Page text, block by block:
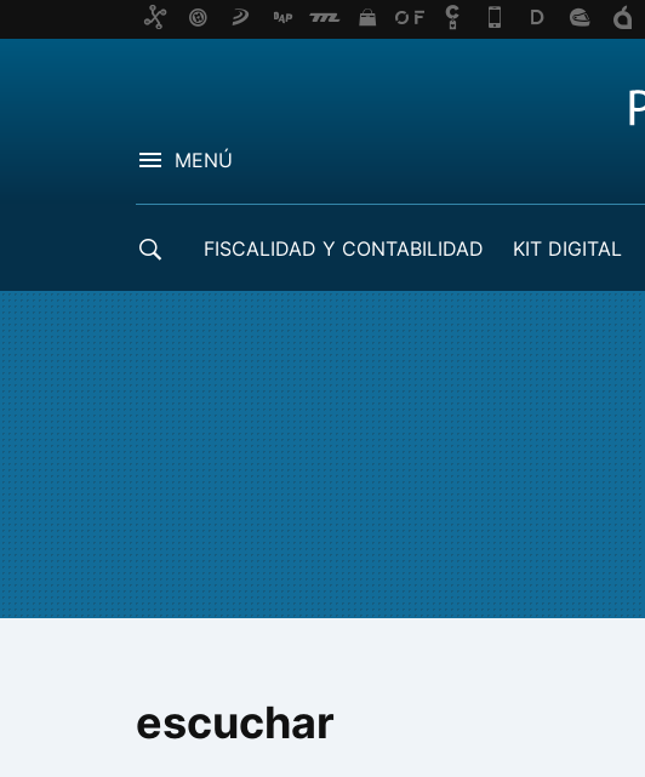
MENÚ
FISCALIDAD Y CONTABILIDAD KIT DIGITAL
escuchar